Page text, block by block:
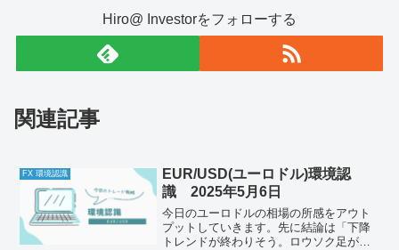
Hiro@ Investorをフォローする
関連記事
FX 環境認識
EUR/USD(ユーロドル)環境認
識 2025年5月6日
今日のユーロドルの相場の所感をアウト
プットしていきます。先に結論は「下降
トレンドが終わりそう。ロウソク足がラ